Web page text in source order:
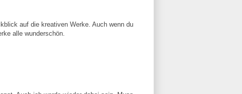
auf die kreativen Werke. Auch wenn du
alle wunderschön.